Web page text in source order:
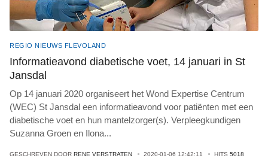
REGIO NIEUWS FLEVOLAND
Informatieavond diabetische voet, 14 januari in St
Jansdal
Op 14 januari 2020 organiseert het Wond Expertise Centrum
(WEC) St Jansdal een informatieavond voor patiënten met een
diabetische voet en hun mantelzorger(s). Verpleegkundigen
Suzanna Groen en Ilona...
GESCHREVEN DOOR RENE VERSTRATEN 2020-01-06 12:42:11 HITS 5018